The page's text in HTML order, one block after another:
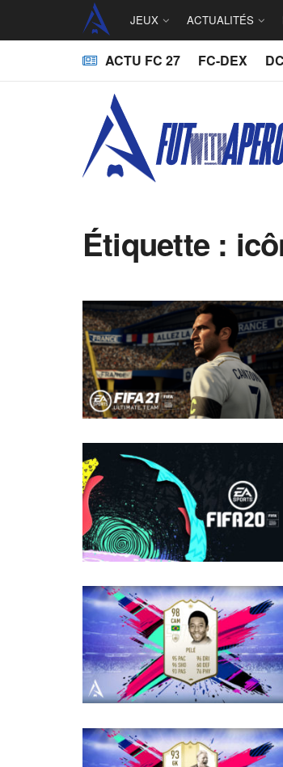
JEUX ACTUALITÉS
ACTU FC 27 FC-DEX
Étiquette :